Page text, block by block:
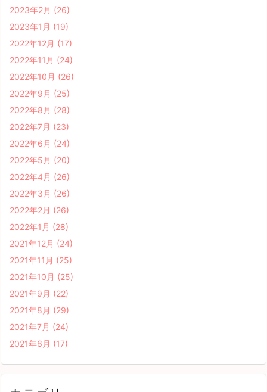
2023年2月 (26)
2023年1月 (19)
2022年12月 (17)
2022年11月 (24)
2022年10月 (26)
2022年9月 (25)
2022年8月 (28)
2022年7月 (23)
2022年6月 (24)
2022年5月 (20)
2022年4月 (26)
2022年3月 (26)
2022年2月 (26)
2022年1月 (28)
2021年12月 (24)
2021年11月 (25)
2021年10月 (25)
2021年9月 (22)
2021年8月 (29)
2021年7月 (24)
2021年6月 (17)